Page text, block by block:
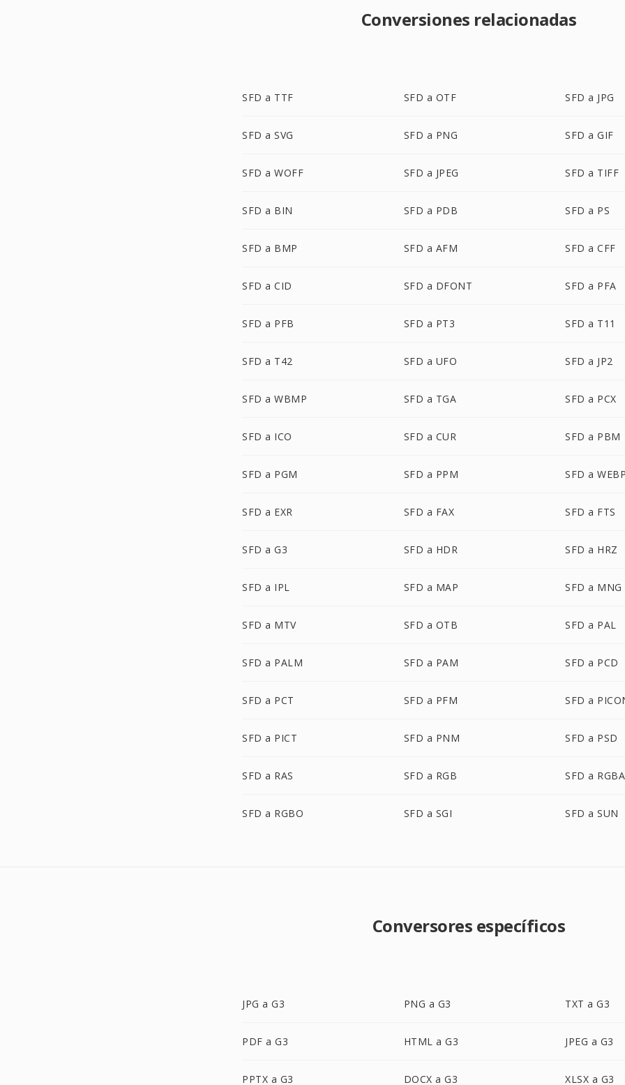
Conversiones relacionadas
SFD a TTF SFD a OTF SFD a JPG
SFD a SVG SFD a PNG SFD a GIF
SFD a WOFF SFD a JPEG SFD a TIFF
SFD a BIN SFD a PDB SFD a PS
SFD a BMP SFD a AFM SFD a CFF
SFD a CID SFD a DFONT SFD a PFA
SFD a PFB SFD a PT3 SFD a T11
SFD a T42 SFD a UFO SFD a JP2
SFD a WBMP SFD a TGA SFD a PCX
SFD a ICO SFD a CUR SFD a PBM
SFD a PGM SFD a PPM SFD a
SFD a EXR SFD a FAX SFD a FTS
SFD a G3 SFD a HDR SFD a HRZ
SFD a IPL SFD a MAP SFD a MNG
SFD a MTV SFD a OTB SFD a PAL
SFD a PALM SFD a PAM SFD a PCD
SFD a PCT SFD a PFM SFD a
SFD a PICT SFD a PNM SFD a PSD
SFD a RAS SFD a RGB SFD a RGBA
SFD a RGBO SFD a SGI SFD a SUN
Conversores específicos
JPG a G3 PNG a G3 TXT a G3
PDF a G3 HTML a G3 JPEG a G3
PPTX a G3 DOCX a G3 XLSX a G3